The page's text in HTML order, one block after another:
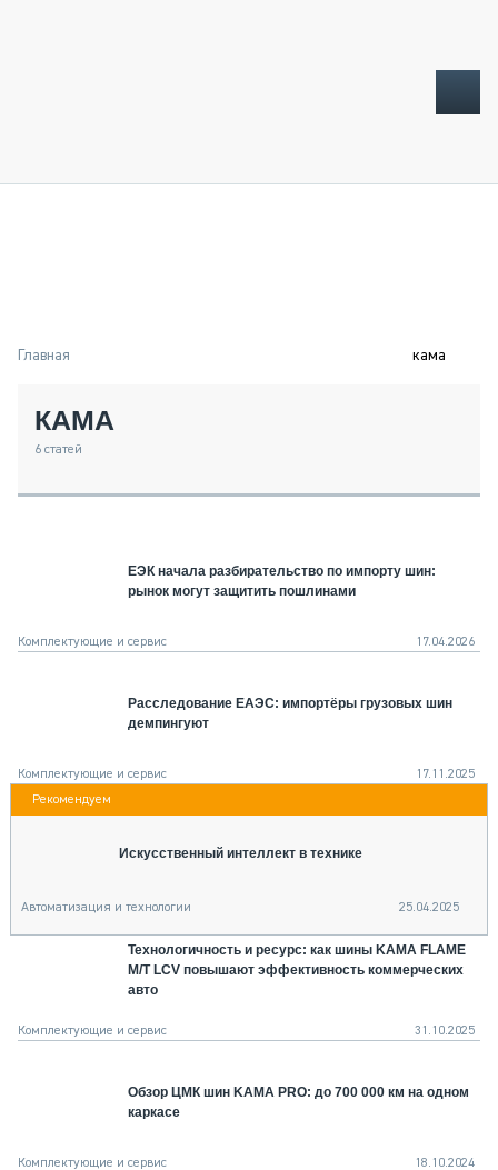
ТЕХНИКА КРУПНЫМ ПЛАНОМ
МЕРОПРИЯТИЯ
О ПРОЕКТЕ
Главная кама
КАМА
6 статей
ЕЭК начала разбирательство по импорту шин:
рынок могут защитить пошлинами
Комплектующие и сервис 17.04.2026
Расследование ЕАЭС: импортёры грузовых шин
демпингуют
Комплектующие и сервис 17.11.2025
Искусственный интеллект в технике
Автоматизация и технологии 25.04.2025
Технологичность и ресурс: как шины KAMA FLAME
M/T LCV повышают эффективность коммерческих
авто
Комплектующие и сервис 31.10.2025
Обзор ЦМК шин KAMA PRO: до 700 000 км на одном
каркасе
Комплектующие и сервис 18.10.2024